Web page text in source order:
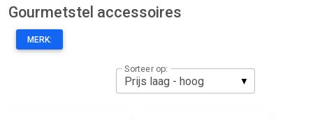
Gourmetstel accessoires
MERK:
Sorteer op: